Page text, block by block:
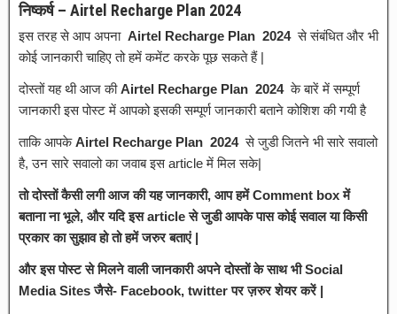
निष्कर्ष – Airtel Recharge Plan 2024
इस तरह से आप अपना Airtel Recharge Plan 2024से संबंधित और भी
कोई जानकारी चाहिए तो हमें कमेंट करके पूछ सकते हैं |
दोस्तों यह थी आज कीAirtel Recharge Plan 2024के बारें में सम्पूर्ण
जानकारी इस पोस्ट में आपको इसकी सम्पूर्ण जानकारी बताने कोशिश की गयी है
ताकि आपकेAirtel Recharge Plan 2024से जुडी जितने भी सारे सवालो
है, उन सारे सवालो का जवाब इस article में मिल सके|
तो दोस्तों कैसी लगी आज की यह जानकारी, आप हमें Comment box में
बताना ना भूले, और यदि इस article से जुडी आपके पास कोई सवाल या किसी
प्रकार का सुझाव हो तो हमें जरुर बताएं |
और इस पोस्ट से मिलने वाली जानकारी अपने दोस्तों के साथ भी Social
Media Sites जैसे- Facebook, twitter पर ज़रुर शेयर करें |